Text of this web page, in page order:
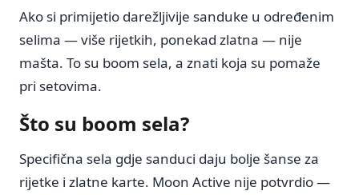
Ako si primijetio darežljivije sanduke u određenim
selima — više rijetkih, ponekad zlatna — nije
mašta. To su boom sela, a znati koja su pomaže
pri setovima.
Što su boom sela?
Specifična sela gdje sanduci daju bolje šanse za
rijetke i zlatne karte. Moon Active nije potvrdio —